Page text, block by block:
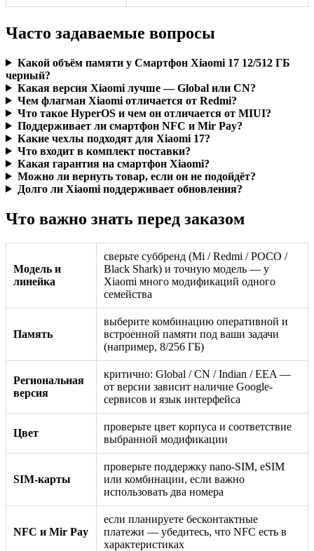
Часто задаваемые вопросы
Какой объём памяти у Смартфон Xiaomi 17 12/512 ГБ
черный?
Какая версия Xiaomi лучше — Global или CN?
Чем флагман Xiaomi отличается от Redmi?
Что такое HyperOS и чем он отличается от MIUI?
Поддерживает ли смартфон NFC и Mir Pay?
Какие чехлы подходят для Xiaomi 17?
Что входит в комплект поставки?
Какая гарантия на смартфон Xiaomi?
Можно ли вернуть товар, если он не подойдёт?
Долго ли Xiaomi поддерживает обновления?
Что важно знать перед заказом
Модель и
линейка
сверьте суббренд (Mi / Redmi / POCO /
Black Shark) и точную модель — у
Xiaomi много модификаций одного
семейства
Память
выберите комбинацию оперативной и
встроенной памяти под ваши задачи
(например, 8/256 ГБ)
Региональная
версия
критично: Global / CN / Indian / EEA —
от версии зависит наличие Google-
сервисов и язык интерфейса
Цвет
проверьте цвет корпуса и соответствие
выбранной модификации
SIM-карты
проверьте поддержку nano-SIM, eSIM
или комбинации, если важно
использовать два номера
NFC и Mir Pay
если планируете бесконтактные
платежи — убедитесь, что NFC есть в
характеристиках